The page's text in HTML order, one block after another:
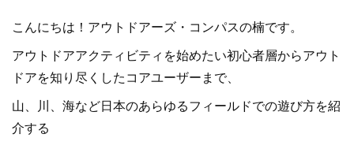
こんにちは！アウトドアーズ・コンパスの楠です。
アウトドアアクティビティを始めたい初心者層からアウト
ドアを知り尽くしたコアユーザーまで、
山、川、海など日本のあらゆるフィールドでの遊び方を紹
介する